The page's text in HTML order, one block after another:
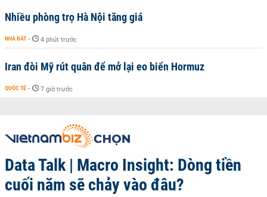
Nhiều phòng trọ Hà Nội tăng giá
NHÀ ĐẤT - 4 phút trước
Iran đòi Mỹ rút quân để mở lại eo biển Hormuz
QUỐC TẾ - 7 giờ trước
Data Talk | Macro Insight: Dòng tiền
cuối năm sẽ chảy vào đâu?